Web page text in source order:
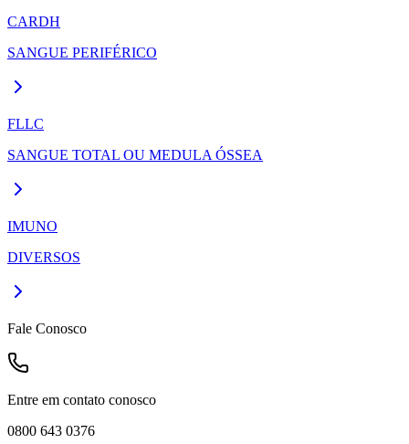
CARDH
SANGUE PERIFÉRICO
FLLC
SANGUE TOTAL OU MEDULA ÓSSEA
IMUNO
DIVERSOS
Fale Conosco
Entre em contato conosco
0800 643 0376